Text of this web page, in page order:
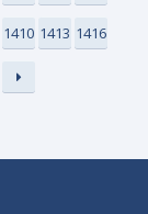
1410 1413 1416